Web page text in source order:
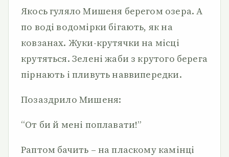
Якось гуляло Мишеня берегом озера. А
по воді водомірки бігають, як на
ковзанах. Жуки-крутячки на місці
крутяться. Зелені жаби з крутого берега
пірнають і пливуть наввипередки.
Позаздрило Мишеня:
“От би й мені поплавати!”
Раптом бачить – на пласкому камінці